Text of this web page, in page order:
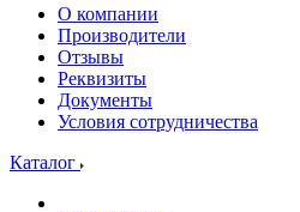
О компании
Производители
Отзывы
Реквизиты
Документы
Условия сотрудничества
Каталог